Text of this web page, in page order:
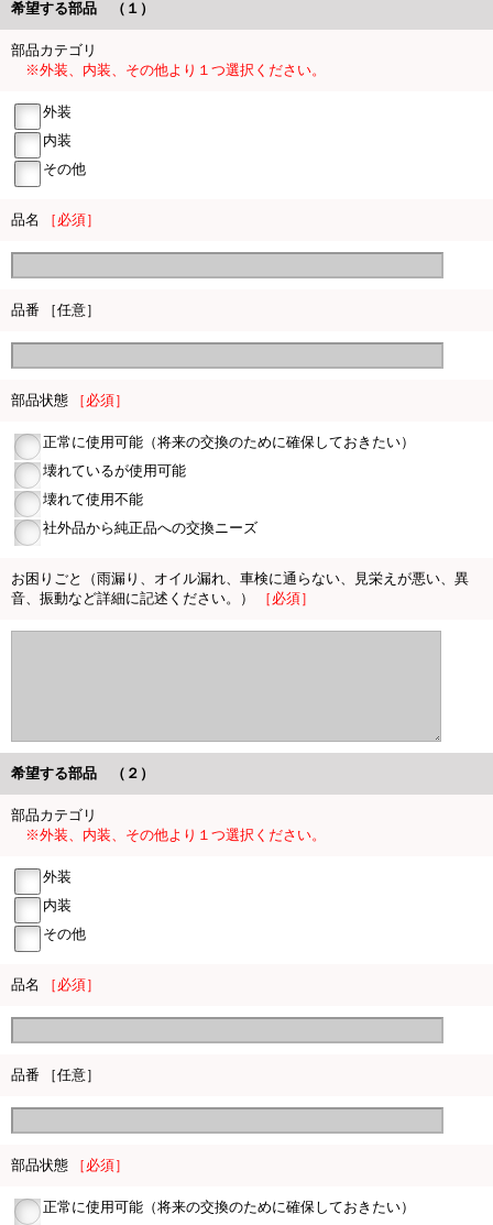
希望する部品 （１）
部品カテゴリ
※外装、内装、その他より１つ選択ください。
外装
内装
その他
品名 ［必須］
品番 ［任意］
部品状態 ［必須］
正常に使用可能（将来の交換のために確保しておきたい）
壊れているが使用可能
壊れて使用不能
社外品から純正品への交換ニーズ
お困りごと（雨漏り、オイル漏れ、車検に通らない、見栄えが悪い、異
音、振動など詳細に記述ください。）
［必須］
希望する部品 （２）
部品カテゴリ
※外装、内装、その他より１つ選択ください。
外装
内装
その他
品名 ［必須］
品番 ［任意］
部品状態 ［必須］
正常に使用可能（将来の交換のために確保しておきたい）